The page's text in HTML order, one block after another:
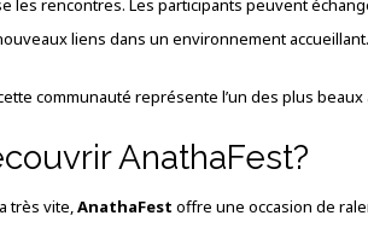
les rencontres. Les participants peuvent
liens dans un environnement accueillant.
communauté représente l’un des plus beaux
AnathaFest?
très vite,AnathaFest offre une occasion de